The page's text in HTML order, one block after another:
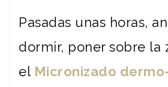
Pasadas unas horas,
dormir, poner sobre la
el Micronizado